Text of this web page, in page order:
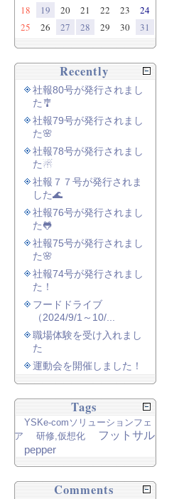
18
19 20 21 22 23
24
25
26 27 28 29 30 31
Recently
社報80号が発行されまし
た🎐
社報79号が発行されまし
た🌸
社報78号が発行されまし
た☃
社報７７号が発行されま
した🌊
社報76号が発行されまし
た🐸
社報75号が発行されまし
た🌸
社報74号が発行されまし
た！
フードドライブ
（2024/9/1～10/...
職場体験を受け入れまし
た
運動会を開催しました！
Tags
YSKe-comソリューションフェ
ア
研修,仮想化
フットサル
pepper
Comments